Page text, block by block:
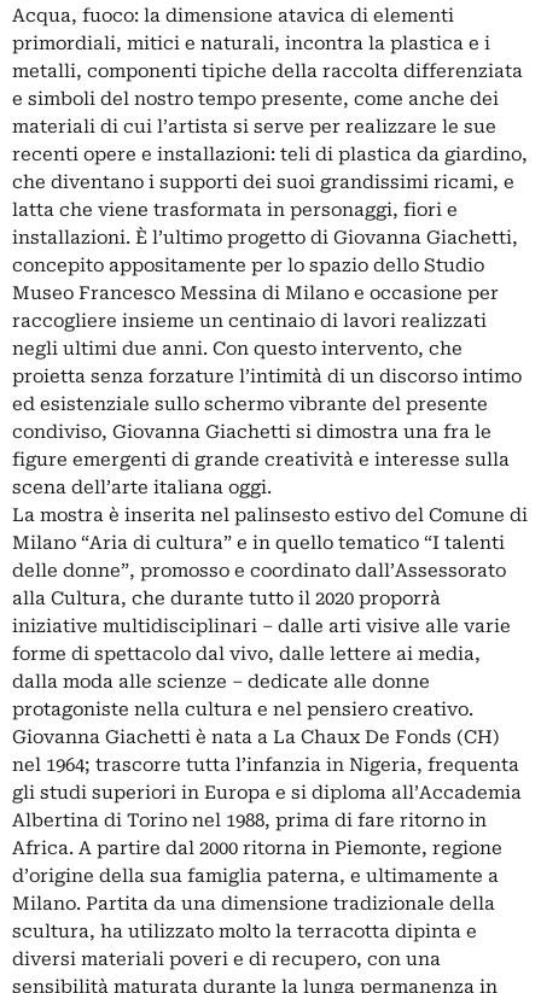
Acqua, fuoco: la dimensione atavica di elementi
primordiali, mitici e naturali, incontra la plastica e i
metalli, componenti tipiche della raccolta differenziata
e simboli del nostro tempo presente, come anche dei
materiali di cui l’artista si serve per realizzare le sue
recenti opere e installazioni: teli di plastica da giardino,
che diventano i supporti dei suoi grandissimi ricami, e
latta che viene trasformata in personaggi, fiori e
installazioni. È l’ultimo progetto di Giovanna Giachetti,
concepito appositamente per lo spazio dello Studio
Museo Francesco Messina di Milano e occasione per
raccogliere insieme un centinaio di lavori realizzati
negli ultimi due anni. Con questo intervento, che
proietta senza forzature l’intimità di un discorso intimo
ed esistenziale sullo schermo vibrante del presente
condiviso, Giovanna Giachetti si dimostra una fra le
figure emergenti di grande creatività e interesse sulla
scena dell’arte italiana oggi.
La mostra è inserita nel palinsesto estivo del Comune di
Milano “Aria di cultura” e in quello tematico “I talenti
delle donne”, promosso e coordinato dall’Assessorato
alla Cultura, che durante tutto il 2020 proporrà
iniziative multidisciplinari – dalle arti visive alle varie
forme di spettacolo dal vivo, dalle lettere ai media,
dalla moda alle scienze – dedicate alle donne
protagoniste nella cultura e nel pensiero creativo.
Giovanna Giachetti è nata a La Chaux De Fonds (CH)
nel 1964; trascorre tutta l’infanzia in Nigeria, frequenta
gli studi superiori in Europa e si diploma all’Accademia
Albertina di Torino nel 1988, prima di fare ritorno in
Africa. A partire dal 2000 ritorna in Piemonte, regione
d’origine della sua famiglia paterna, e ultimamente a
Milano. Partita da una dimensione tradizionale della
scultura, ha utilizzato molto la terracotta dipinta e
diversi materiali poveri e di recupero, con una
sensibilità maturata durante la lunga permanenza in